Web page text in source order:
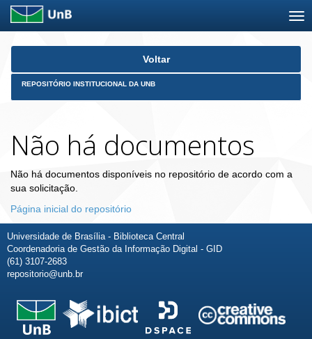
Skip
Voltar
REPOSITÓRIO INSTITUCIONAL DA UNB
Não há documentos
Não há documentos disponíveis no repositório de acordo com a
sua solicitação.
Página inicial do repositório
Universidade de Brasília - Biblioteca Central
Coordenadoria de Gestão da Informação Digital - GID
(61) 3107-2683
repositorio@unb.br